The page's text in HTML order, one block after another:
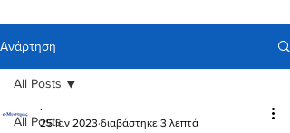
Ανάρτηση
All Posts
All Posts
.
25 Ιαν 2023 διαβάστηκε 3 λεπτά